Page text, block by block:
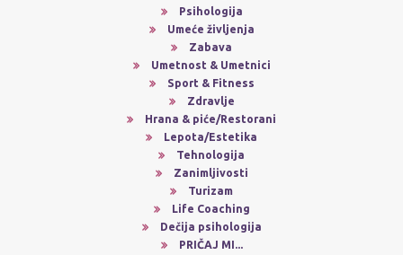
Psihologija
Umeće življenja
Zabava
Umetnost & Umetnici
Sport & Fitness
Zdravlje
Hrana & piće/Restorani
Lepota/Estetika
Tehnologija
Zanimljivosti
Turizam
Life Coaching
Dečija psihologija
PRIČAJ MI...